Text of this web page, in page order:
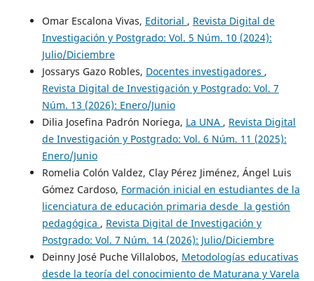
Omar Escalona Vivas, Editorial , Revista Digital de
Investigación y Postgrado: Vol. 5 Núm. 10 (2024):
Julio/Diciembre
Jossarys Gazo Robles, Docentes investigadores ,
Revista Digital de Investigación y Postgrado: Vol. 7
Núm. 13 (2026): Enero/Junio
Dilia Josefina Padrón Noriega, La UNA , Revista Digital
de Investigación y Postgrado: Vol. 6 Núm. 11 (2025):
Enero/Junio
Romelia Colón Valdez, Clay Pérez Jiménez, Ángel Luis
Gómez Cardoso, Formación inicial en estudiantes de la
licenciatura de educación primaria desde la gestión
pedagógica , Revista Digital de Investigación y
Postgrado: Vol. 7 Núm. 14 (2026): Julio/Diciembre
Deinny José Puche Villalobos, Metodologías educativas
desde la teoría del conocimiento de Maturana y Varela